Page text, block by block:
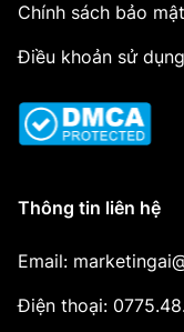
Chính sách bảo mật
Điều khoản sử dụng
Thông tin liên hệ
Email:
Điện thoại: